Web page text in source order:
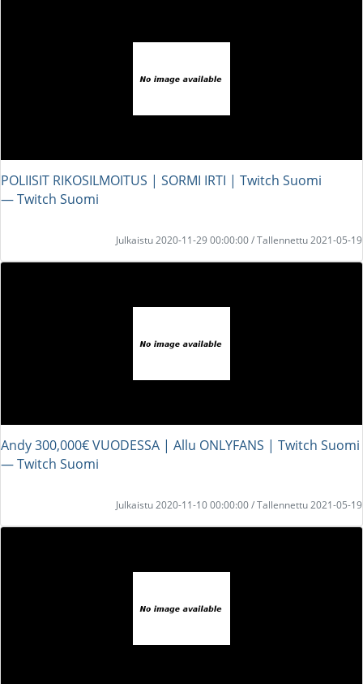
POLIISIT RIKOSILMOITUS | SORMI IRTI | Twitch Suomi
― Twitch Suomi
Julkaistu 2020-11-29 00:00:00 / Tallennettu 2021-05-19
Andy 300,000€ VUODESSA | Allu ONLYFANS | Twitch Suomi
― Twitch Suomi
Julkaistu 2020-11-10 00:00:00 / Tallennettu 2021-05-19